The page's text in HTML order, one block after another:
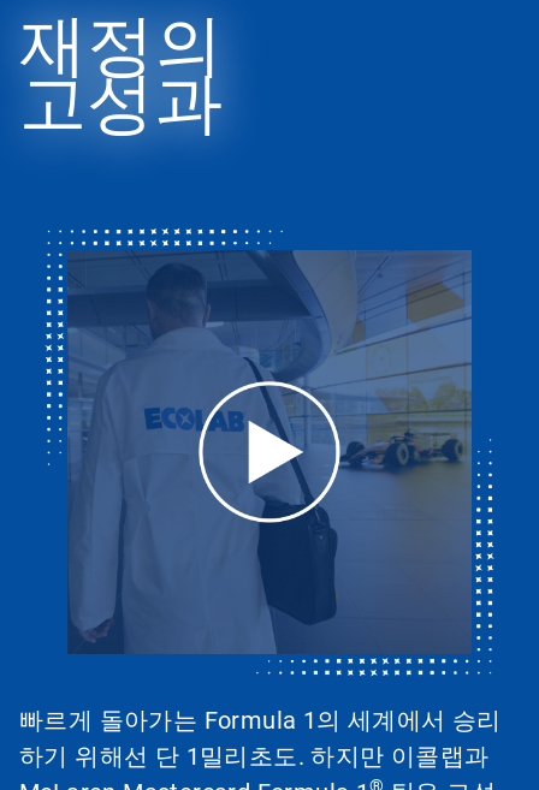
재정의
고성과
빠르게 돌아가는 Formula 1의 세계에서 승리
하기 위해선 단 1밀리초도. 하지만 이콜랩과